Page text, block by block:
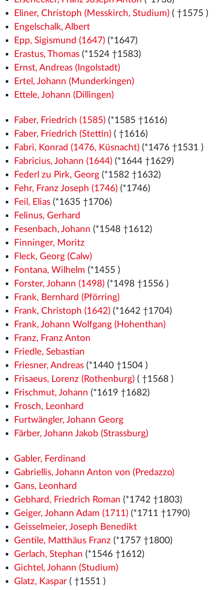
Eliner, Christoph (Messkirch, Studium)( †1575 )
Engelschalk, Albert
Epp, Sigismund (1647)(*1647)
Erastus, Thomas(*1524 †1583)
Ernst, Andreas (Ingolstadt)
Ertel, Johann (Munderkingen)
Ettele, Johann (Dillingen)
Faber, Friedrich (1585)(*1585 †1616)
Faber, Friedrich (Stettin)( †1616)
Fabri, Konrad (1476, Küsnacht)(*1476 †1531 )
Fabricius, Johann (1644)(*1644 †1629)
Federl zu Pirk, Georg(*1582 †1632)
Fehr, Franz Joseph (1746)(*1746)
Feil, Elias(*1635 †1706)
Felinus, Gerhard
Fesenbach, Johann (*1548 †1612)
Finninger, Moritz
Fleck, Georg (Calw)
Fontana, Wilhelm (*1455 )
Forster, Johann (1498)(*1498 †1556 )
Frank, Bernhard (Pförring)
Frank, Christoph (1642)(*1642 †1704)
Frank, Johann Wolfgang (Hohenthan)
Franz, Franz Anton
Friedle, Sebastian
Friesner, Andreas(*1440 †1504 )
Frisaeus, Lorenz (Rothenburg)( †1568 )
Frischmut, Johann (*1619 †1682)
Frosch, Leonhard
Furtwängler, Johann Georg
Färber, Johann Jakob (Strassburg)
Gabler, Ferdinand
Gabriellis, Johann Anton von (Predazzo)
Gans, Leonhard
Gebhard, Friedrich Roman (*1742 †1803)
Geiger, Johann Adam (1711)(*1711 †1790)
Geisselmeier, Joseph Benedikt
Gentile, Matthäus Franz (*1757 †1800)
Gerlach, Stephan (*1546 †1612)
Gichtel, Johann (Studium)
Glatz, Kaspar( †1551 )